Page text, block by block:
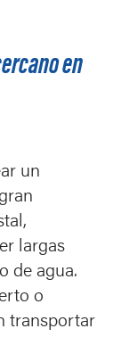
en
un
largas
de agua.
o
transportar